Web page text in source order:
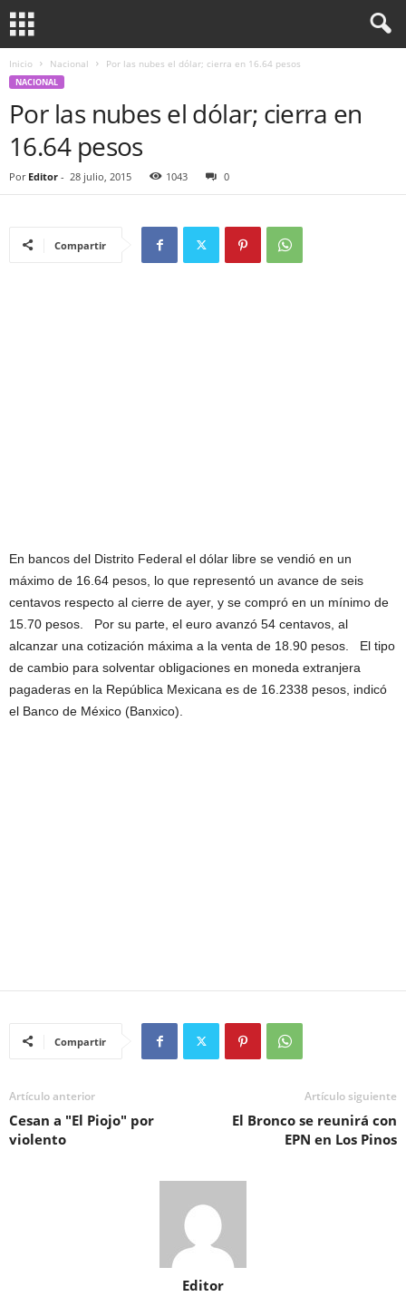
Inicio Nacional Por las nubes el dólar; cierra en 16.64 pesos
NACIONAL
Por las nubes el dólar; cierra en
16.64 pesos
Por Editor - 28 julio, 2015 1043 0
Compartir
En bancos del Distrito Federal el dólar libre se vendió en un
máximo de 16.64 pesos, lo que representó un avance de seis
centavos respecto al cierre de ayer, y se compró en un mínimo de
15.70 pesos. Por su parte, el euro avanzó 54 centavos, al
alcanzar una cotización máxima a la venta de 18.90 pesos. El tipo
de cambio para solventar obligaciones en moneda extranjera
pagaderas en la República Mexicana es de 16.2338 pesos, indicó
el Banco de México (Banxico).
Compartir
Artículo anterior
Cesan a "El Piojo" por
violento
Artículo siguiente
El Bronco se reunirá con
EPN en Los Pinos
Editor